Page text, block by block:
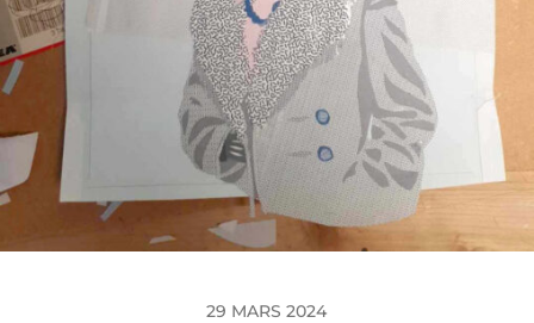
29 MARS 2024